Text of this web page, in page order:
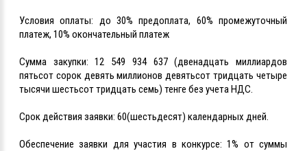
Условия оплаты: до 30% предоплата, 60% промежуточный
платеж, 10% окончательный платеж
Сумма закупки: 12 549 934 637 (двенадцать миллиардов
пятьсот сорок девять миллионов девятьсот тридцать четыре
тысячи шестьсот тридцать семь) тенге без учета НДС.
Срок действия заявки: 60(шестьдесят) календарных дней.
Обеспечение заявки для участия в конкурсе: 1% от суммы